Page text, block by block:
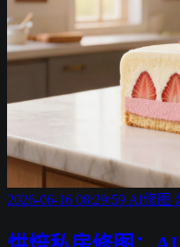
2026-06-16 08:29:59 AI修图